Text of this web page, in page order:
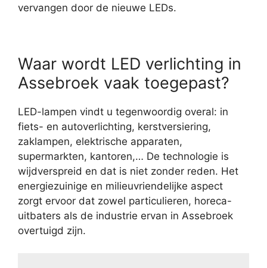
vervangen door de nieuwe LEDs.
Waar wordt LED verlichting in
Assebroek vaak toegepast?
LED-lampen vindt u tegenwoordig overal: in
fiets- en autoverlichting, kerstversiering,
zaklampen, elektrische apparaten,
supermarkten, kantoren,… De technologie is
wijdverspreid en dat is niet zonder reden. Het
energiezuinige en milieuvriendelijke aspect
zorgt ervoor dat zowel particulieren, horeca-
uitbaters als de industrie ervan in Assebroek
overtuigd zijn.